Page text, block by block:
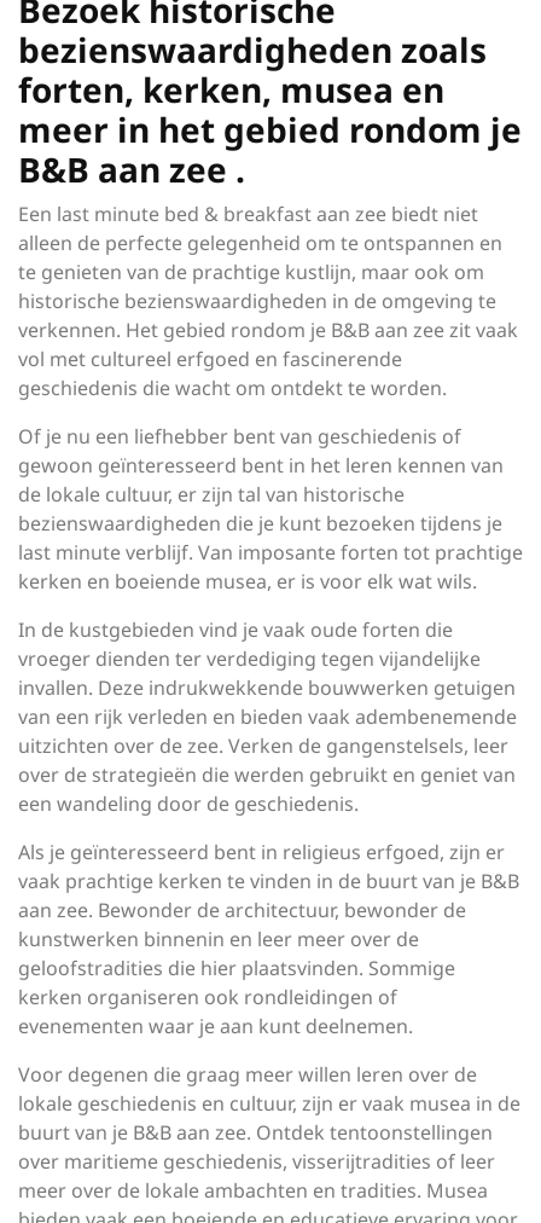
Bezoek historische
bezienswaardigheden zoals
forten, kerken, musea en
meer in het gebied rondom je
B&B aan zee .
Een last minute bed & breakfast aan zee biedt niet
alleen de perfecte gelegenheid om te ontspannen en
te genieten van de prachtige kustlijn, maar ook om
historische bezienswaardigheden in de omgeving te
verkennen. Het gebied rondom je B&B aan zee zit vaak
vol met cultureel erfgoed en fascinerende
geschiedenis die wacht om ontdekt te worden.
Of je nu een liefhebber bent van geschiedenis of
gewoon geïnteresseerd bent in het leren kennen van
de lokale cultuur, er zijn tal van historische
bezienswaardigheden die je kunt bezoeken tijdens je
last minute verblijf. Van imposante forten tot prachtige
kerken en boeiende musea, er is voor elk wat wils.
In de kustgebieden vind je vaak oude forten die
vroeger dienden ter verdediging tegen vijandelijke
invallen. Deze indrukwekkende bouwwerken getuigen
van een rijk verleden en bieden vaak adembenemende
uitzichten over de zee. Verken de gangenstelsels, leer
over de strategieën die werden gebruikt en geniet van
een wandeling door de geschiedenis.
Als je geïnteresseerd bent in religieus erfgoed, zijn er
vaak prachtige kerken te vinden in de buurt van je B&B
aan zee. Bewonder de architectuur, bewonder de
kunstwerken binnenin en leer meer over de
geloofstradities die hier plaatsvinden. Sommige
kerken organiseren ook rondleidingen of
evenementen waar je aan kunt deelnemen.
Voor degenen die graag meer willen leren over de
lokale geschiedenis en cultuur, zijn er vaak musea in de
buurt van je B&B aan zee. Ontdek tentoonstellingen
over maritieme geschiedenis, visserijtradities of leer
meer over de lokale ambachten en tradities. Musea